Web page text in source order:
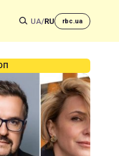
UA/RU rbc.ua